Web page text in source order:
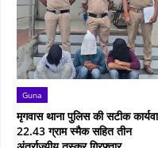
Guna
मृगवास थाना पुलिस की सटीक
22.43 ग्राम स्मैक सहित तीन